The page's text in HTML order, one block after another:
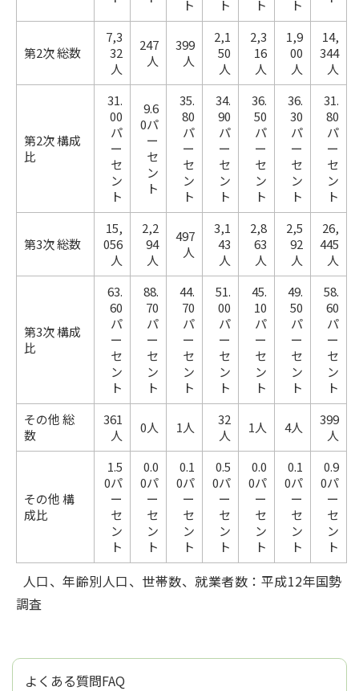
ト ト ト ト
第2次 総数
7,3
32
人
247
人
399
人
2,1
50
人
2,3
16
人
1,9
00
人
14,
344
人
第2次 構成
比
31.
00
パ
ー
セ
ン
ト
9.6
0パ
ー
セ
ン
ト
35.
80
パ
ー
セ
ン
ト
34.
90
パ
ー
セ
ン
ト
36.
50
パ
ー
セ
ン
ト
36.
30
パ
ー
セ
ン
ト
31.
80
パ
ー
セ
ン
ト
第3次 総数
15,
056
人
2,2
94
人
497
人
3,1
43
人
2,8
63
人
2,5
92
人
26,
445
人
第3次 構成
比
63.
60
パ
ー
セ
ン
ト
88.
70
パ
ー
セ
ン
ト
44.
70
パ
ー
セ
ン
ト
51.
00
パ
ー
セ
ン
ト
45.
10
パ
ー
セ
ン
ト
49.
50
パ
ー
セ
ン
ト
58.
60
パ
ー
セ
ン
ト
その他 総
数
361
人
0人 1人
32
人
1人 4人
399
人
その他 構
成比
1.5
0パ
ー
セ
ン
ト
0.0
0パ
ー
セ
ン
ト
0.1
0パ
ー
セ
ン
ト
0.5
0パ
ー
セ
ン
ト
0.0
0パ
ー
セ
ン
ト
0.1
0パ
ー
セ
ン
ト
0.9
0パ
ー
セ
ン
ト
人口、年齢別人口、世帯数、就業者数：平成12年国勢
調査
よくある質問FAQ